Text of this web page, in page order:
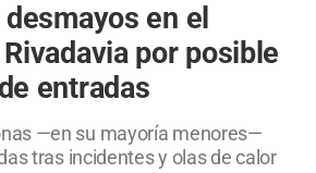
en el
por posible
entradas
—en su mayoría menores—
tras incidentes y olas de calor